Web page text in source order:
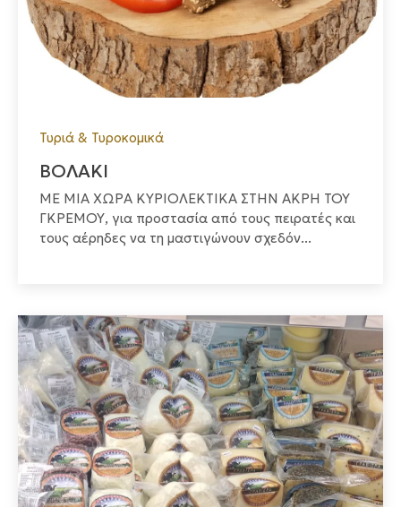
Τυριά & Τυροκομικά
ΒΟΛΑΚΙ
ΜΕ ΜΙΑ ΧΩΡΑ ΚΥΡΙΟΛΕΚΤΙΚΑ ΣΤΗΝ ΑΚΡΗ ΤΟΥ
ΓΚΡΕΜΟΥ, για προστασία από τους πειρατές και
τους αέρηδες να τη μαστιγώνουν σχεδόν...